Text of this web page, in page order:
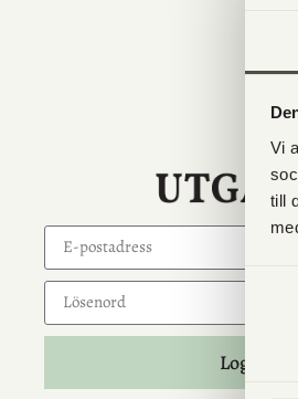
Vi
till
Logga in